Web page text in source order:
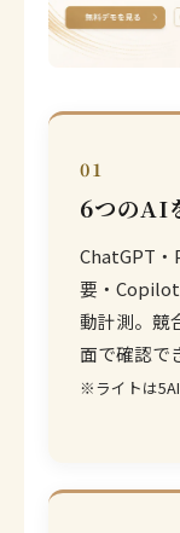
01
6つのAI
ChatGPT
要・
動計測。競
面で確認で
※ライトは5AI